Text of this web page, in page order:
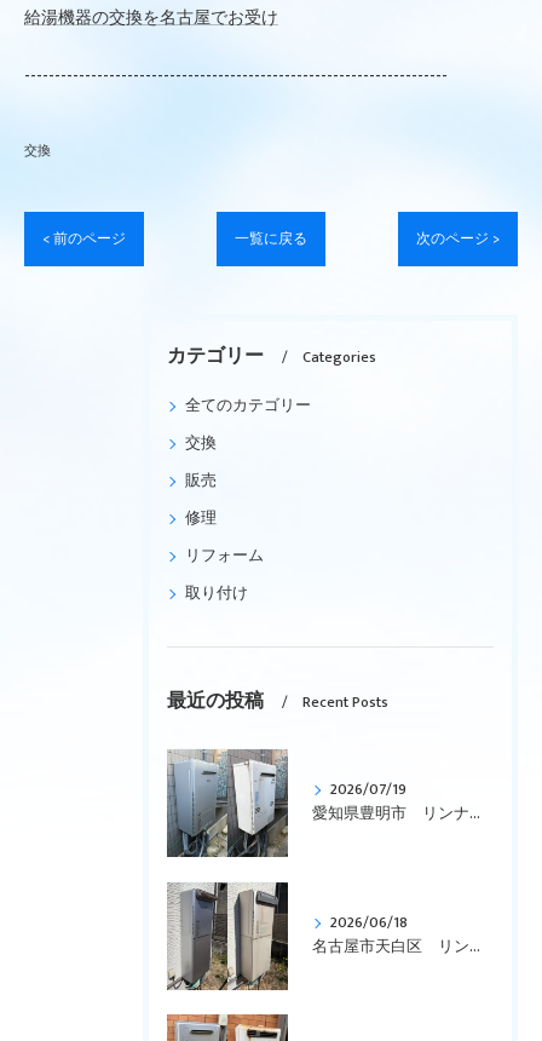
給湯機器の交換を名古屋でお受け
----------------------------------------------------------------------
交換
< 前のページ 一覧に戻る 次のページ >
カテゴリー
Categories
全てのカテゴリー
交換
販売
修理
リフォーム
取り付け
最近の投稿 Recent Posts
2026/07/19
愛知県豊明市 リンナイ、ガス給湯暖房用熱源機、エコジョーズ、壁掛型「RUFH-K2403AW2-3(A)」から「RUFH-E2407SAW(A)」への交換です
2026/06/18
名古屋市天白区 リンナイ、エコジョーズ、ガス給湯暖房用熱源機、コンパクトタイプ「RVD-E2401SAW2-1」を「RVD-E2405SAW2-1(C)」へ取替えです。